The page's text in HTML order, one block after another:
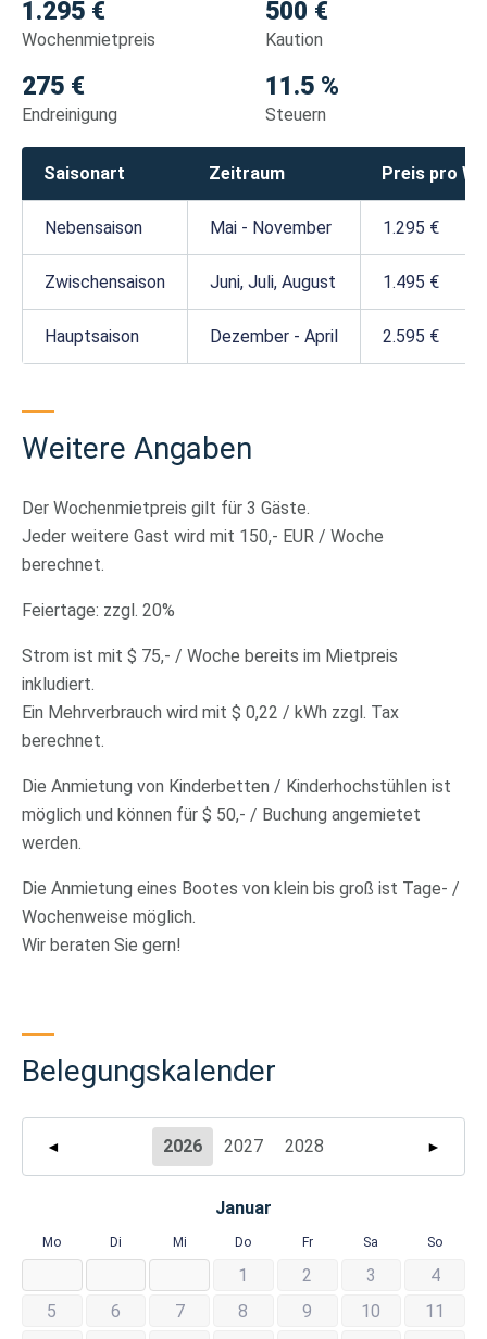
1.295 €
Wochenmietpreis
500 €
Kaution
275 €
Endreinigung
11.5 %
Steuern
Saisonart Zeitraum Preis pro
Nebensaison Mai - November 1.295 €
Zwischensaison Juni, Juli, August 1.495 €
Hauptsaison Dezember - April 2.595 €
Weitere Angaben
Der Wochenmietpreis gilt für 3 Gäste.
Jeder weitere Gast wird mit 150,- EUR / Woche
berechnet.
Feiertage: zzgl. 20%
Strom ist mit $ 75,- / Woche bereits im Mietpreis
inkludiert.
Ein Mehrverbrauch wird mit $ 0,22 / kWh zzgl. Tax
berechnet.
Die Anmietung von Kinderbetten / Kinderhochstühlen ist
möglich und können für $ 50,- / Buchung angemietet
werden.
Die Anmietung eines Bootes von klein bis groß ist Tage- /
Wochenweise möglich.
Wir beraten Sie gern!
Belegungskalender
◄ 2026 2027 2028 ►
Januar
Mo Di Mi Do Fr Sa So
1 2 3
4
5
6 7 8 9 10
11